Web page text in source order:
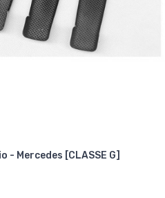
- Mercedes [CLASSE G]